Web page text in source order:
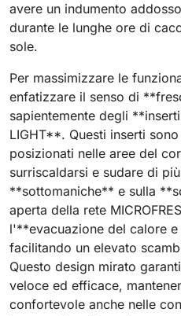
avere un indumento
durante le lunghe ore di
sole.
Per massimizzare le
enfatizzare il senso di
sapientemente degli **inserti
LIGHT**. Questi inserti
posizionati nelle aree del
surriscaldarsi e sudare di
**sottomaniche** e sulla
aperta della rete
l'**evacuazione del calore
facilitando un elevato
Questo design mirato
veloce ed efficace,
confortevole anche nelle